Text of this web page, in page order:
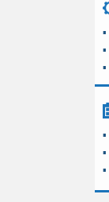
▪
▪
▪
▪
▪
▪